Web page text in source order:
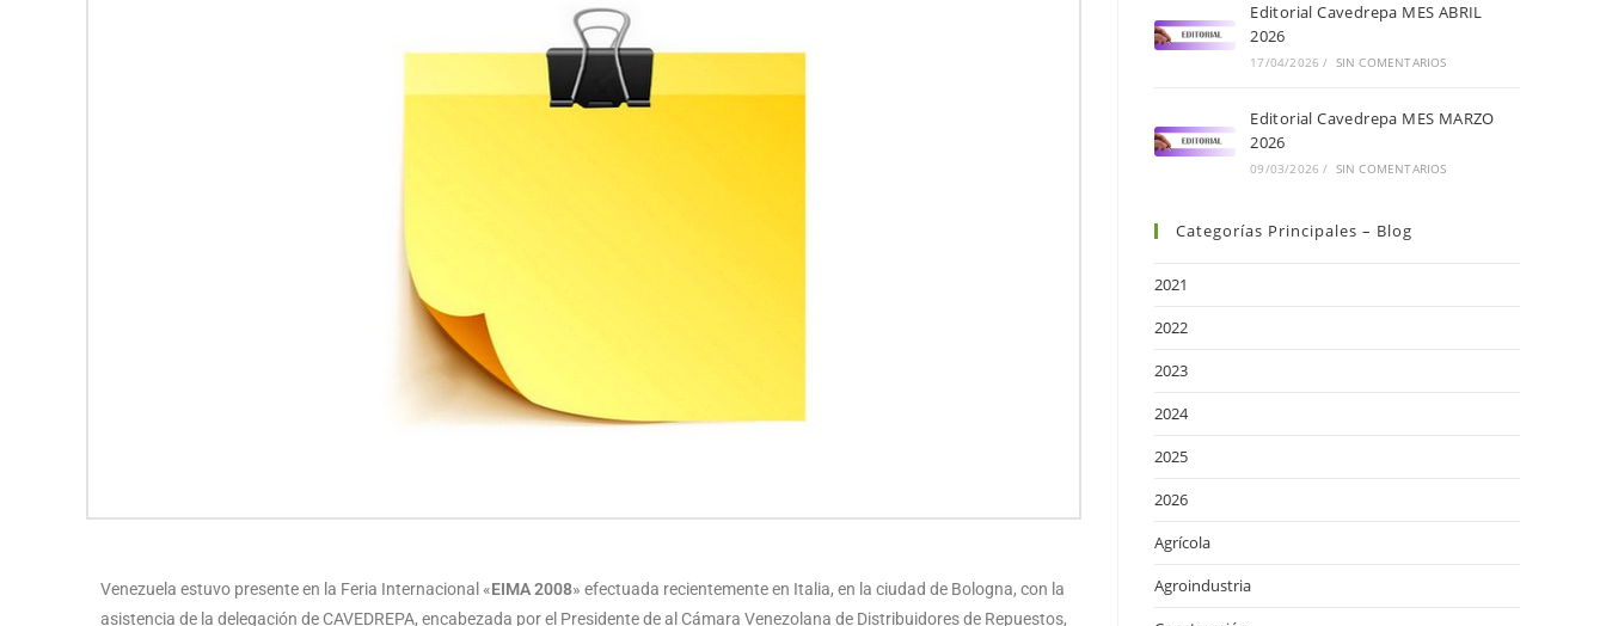
Venezuela estuvo presente en la Feria Internacional «EIMA 2008» efectuada recientemente en Italia, en la ciudad de Bologna, con la
asistencia de la delegación de CAVEDREPA, encabezada por el Presidente de al Cámara Venezolana de Distribuidores de Repuestos,
Editorial Cavedrepa MES ABRIL
2026
17/04/2026 / SIN COMENTARIOS
Editorial Cavedrepa MES MARZO
2026
09/03/2026 / SIN COMENTARIOS
Categorías Principales – Blog
2021
2022
2023
2024
2025
2026
Agrícola
Agroindustria